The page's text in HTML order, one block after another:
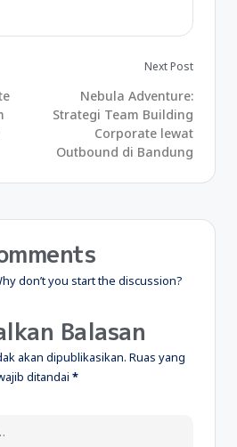
Next Post
Nebula Adventure:
Strategi Team Building
Corporate lewat
Outbound di Bandung
don’t you start the discussion?
Balasan
akan dipublikasikan. Ruas yang
ditandai *